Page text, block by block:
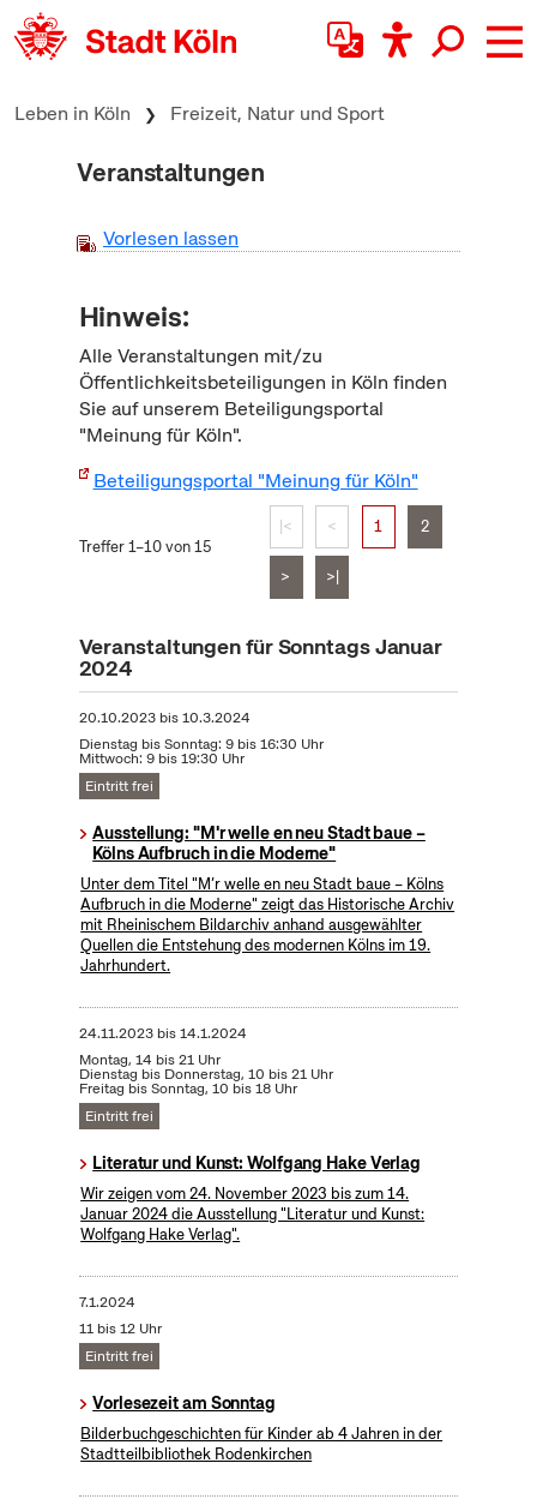
zum Inhalt springen
Leben in Köln Freizeit, Natur und Sport
Veranstaltungen
Vorlesen lassen
Hinweis:
Alle Veranstaltungen mit/zu
Öffentlichkeitsbeteiligungen in Köln finden
Sie auf unserem Beteiligungsportal
"Meinung für Köln".
Beteiligungsportal "Meinung für Köln"
Treffer 1–10 von 15
|< < 1 2
> >|
Veranstaltungen für Sonntags Januar
2024
20.10.2023bis10.3.2024
Dienstag bis Sonntag: 9 bis 16:30 Uhr
Mittwoch: 9 bis 19:30 Uhr
Eintritt frei
Ausstellung: "M'r welle en neu Stadt baue –
Kölns Aufbruch in die Moderne"
Unter dem Titel "M’r welle en neu Stadt baue – Kölns
Aufbruch in die Moderne" zeigt das Historische Archiv
mit Rheinischem Bildarchiv anhand ausgewählter
Quellen die Entstehung des modernen Kölns im 19.
Jahrhundert.
24.11.2023bis14.1.2024
Montag, 14 bis 21 Uhr
Dienstag bis Donnerstag, 10 bis 21 Uhr
Freitag bis Sonntag, 10 bis 18 Uhr
Eintritt frei
Literatur und Kunst: Wolfgang Hake Verlag
Wir zeigen vom 24. November 2023 bis zum 14.
Januar 2024 die Ausstellung "Literatur und Kunst:
Wolfgang Hake Verlag".
7.1.2024
11 bis 12 Uhr
Eintritt frei
Vorlesezeit am Sonntag
Bilderbuchgeschichten für Kinder ab 4 Jahren in der
Stadtteilbibliothek Rodenkirchen